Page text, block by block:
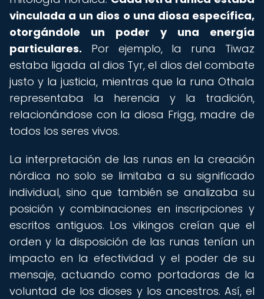
vinculada a un dios o una diosa específica,
otorgándole un poder y una energía
particulares. Por ejemplo, la runa Tiwaz
estaba ligada al dios Tyr, el dios del combate
justo y la justicia, mientras que la runa Othala
representaba la herencia y la tradición,
relacionándose con la diosa Frigg, madre de
todos los seres vivos.
La interpretación de las runas en la creación
nórdica no solo se limitaba a su significado
individual, sino que también se analizaba su
posición y combinaciones en inscripciones y
escritos antiguos. Los vikingos creían que el
orden y la disposición de las runas tenían un
impacto en la efectividad y el poder de su
mensaje, actuando como portadoras de la
voluntad de los dioses y los ancestros. Así, el